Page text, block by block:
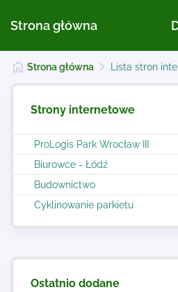
Strona główna
Strona główna Lista stron
Strony internetowe
ProLogis Park Wrocław III
Biurowce - Łódź
Budownictwo
Cyklinowanie parkietu
Ostatnio dodane